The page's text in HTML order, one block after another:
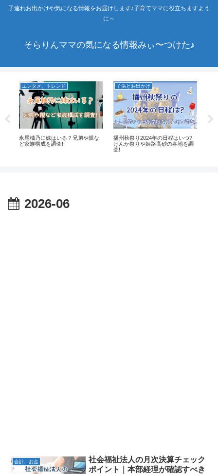
子連れお出かけや気になる情報をお届けします♪子育てママに役立ちますよう
に～
そらりんママの気になる情報みぃ〜つけた♪
エンタメ、トレンド
永尾柚乃に妹はいる？兄弟や親な
ど家族構成を調査!!
子供とお出かけ
播州秋祭り2024年の日程はいつ?
けんか祭りや姫路高砂の各地を調
査!
2026-06
会計、お金
社会福祉法人の月次決算チェック
ポイント｜本部経理が確認すべき